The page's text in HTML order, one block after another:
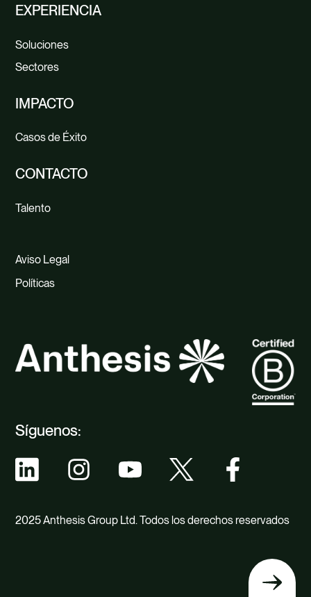
Síguenos:
2025 Anthesis Group Ltd. Todos los derechos reservados
EXPERIENCIA
Soluciones
Sectores
IMPACTO
Casos de Éxito
CONTACTO
Talento
Aviso Legal
Políticas
Back